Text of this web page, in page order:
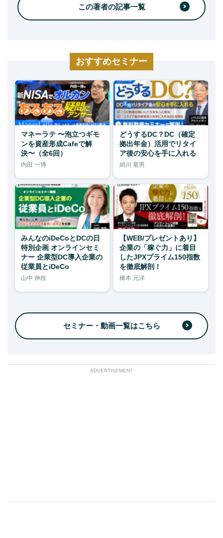
この著者の記事一覧
おすすめセミナー
マネーラテ 〜泡立つギモ
ンを資産形成Cafeで解
決〜（全6回）
内田 一博
どうするDC？DC（確定
拠出年金）活用でリタイ
ア後の安心を手に入れる
絹川 竜男
みんなのiDeCoとDCの日
特別企画 オンラインセミ
ナー 企業型DC導入企業の
従業員とiDeCo
山中 伸枝
【WEB/プレゼントあり】
企業の「稼ぐ力」に着目
したJPXプライム150指数
を徹底解剖！
橋本 元洋
セミナー・動画一覧はこちら
ADVERTISEMENT